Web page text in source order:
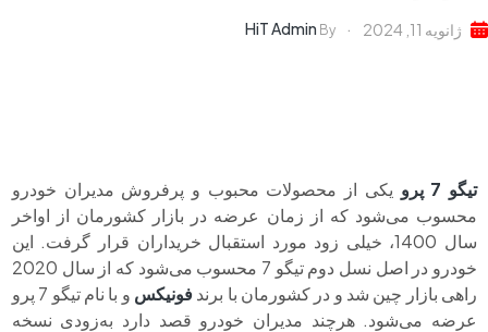
ژانویه 11, 2024 By
HiT Admin
تیگو 7 پرو
یکی از محصولات محبوب و پرفروش مدیران خودرو
محسوب می‌شود که از زمان عرضه در بازار کشورمان از اواخر
سال 1400، خیلی زود مورد استقبال خریداران قرار گرفت. این
خودرو در اصل نسل دوم تیگو 7 محسوب می‌شود که از سال 2020
راهی بازار چین شد و در کشورمان با برندفونیکس
و با نام تیگو 7 پرو
عرضه می‌شود. هرچند مدیران خودرو قصد دارد به‌زودی نسخه